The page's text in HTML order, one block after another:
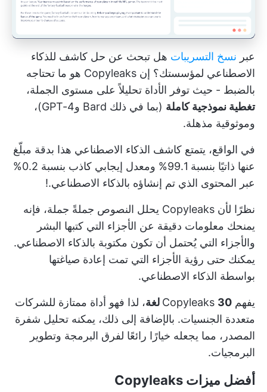
عبر نسخ التسريبات هل تبحث عن حل كاشف للذكاء
الاصطناعي لمؤسستك؟ إن Copyleaks هو ما تحتاجه
بالضبط - حيث توفر الأداة تحليلاً على مستوى الجملة،
تغطية نموذجية كاملة
(بما في ذلك Bard وGPT-4)،
وموثوقية مذهلة.
في الواقع، يتمتع كاشف الذكاء الاصطناعي هذا بدقة مبلّغ
عنها ذاتيًا بنسبة 99.1% ومعدل إيجابي كاذب بنسبة 0.2%
عبر المحتوى الذي تم إنشاؤه بالذكاء الاصطناعي.!
نظرًا لأن Copyleaks يحلل النصوص جملةً جملة، فإنه
يمنحك معلومات دقيقة عن الأجزاء التي كتبها البشر
والأجزاء التي يُحتمل أن تكون مكتوبة بالذكاء الاصطناعي.
يمكنك حتى رؤية الأجزاء التي تمت إعادة صياغتها
بواسطة الذكاء الاصطناعي.
يفهم Copyleaks 30 لغة
، لذا فهو أداة ممتازة للشركات
متعددة الجنسيات. بالإضافة إلى ذلك، يمكنه تحليل شفرة
المصدر، مما يجعله خيارًا رائعًا لفرق البرمجة وتطوير
البرمجيات.
أفضل ميزات Copyleaks